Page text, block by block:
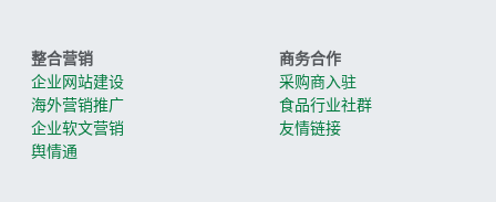
整合营销
企业网站建设
海外营销推广
企业软文营销
舆情通
商务合作
采购商入驻
食品行业社群
友情链接